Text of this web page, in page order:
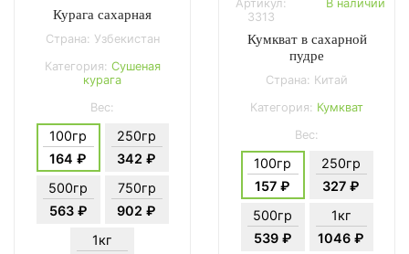
Курага сахарная
Страна: Узбекистан
Категория: Сушеная
курага
Вес:
100гр
164 ₽
250гр
342 ₽
500гр
563 ₽
750гр
902 ₽
1кг
Артикул:
3313
В наличии
Кумкват в сахарной
пудре
Страна: Китай
Категория: Кумкват
Вес:
100гр
157 ₽
250гр
327 ₽
500гр
539 ₽
1кг
1046 ₽